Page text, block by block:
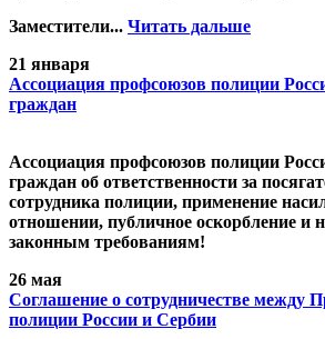
Заместители... Читать дальше
21 января
Ассоциация профсоюзов полиции
граждан
Ассоциация профсоюзов полиции
граждан об ответственности за
сотрудника полиции, применение
отношении, публичное оскорбление и
законным требованиям!
26 мая
Cоглашение о сотрудничестве между
полиции России и Сербии